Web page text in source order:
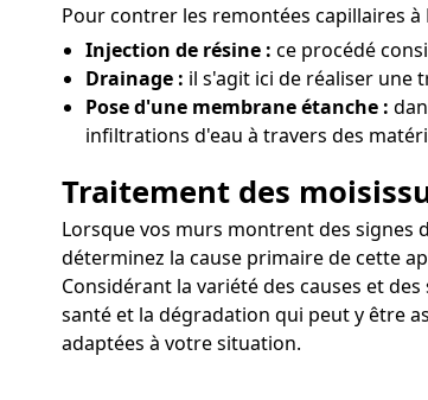
Pour contrer les remontées capillaires
Injection de résine : ce procédé
Drainage : il s'agit ici de réaliser une
Pose d'une membrane étanche :
infiltrations d'eau à travers des
Traitement des
Lorsque vos murs montrent des signes
déterminez la cause primaire de cette
Considérant la variété des causes et
santé et la dégradation qui peut y être
adaptées à votre situation.